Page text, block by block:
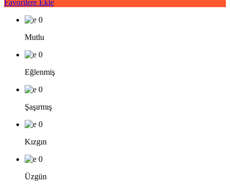
Favorilere Ekle
0
Mutlu
0
Eğlenmiş
0
Şaşırmış
0
Kızgın
0
Üzgün